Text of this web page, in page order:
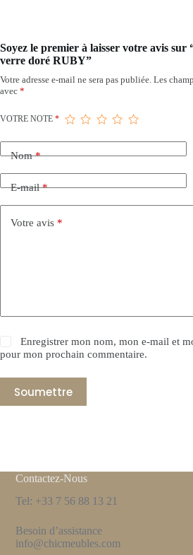
Soyez le premier à laisser votre avis sur
verre doré RUBY”
Votre adresse e-mail ne sera pas publiée. Les
avec *
VOTRE NOTE *
Nom*
E-mail*
Votre avis *
Enregistrer mon nom, mon e-mail et
pour mon prochain commentaire.
Soumettre
Contactez-Nous
Tel: +33 7 56 88 13 21
Besoin d’assistance
info@chicmeubles.com